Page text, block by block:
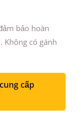
bảo hoàn
Không có gánh
cấp